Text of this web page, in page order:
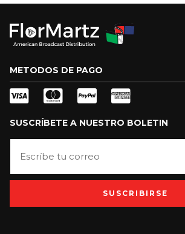
METODOS DE PAGO
SUSCRÍBETE A NUESTRO BOLETIN
SUSCRIBIRSE